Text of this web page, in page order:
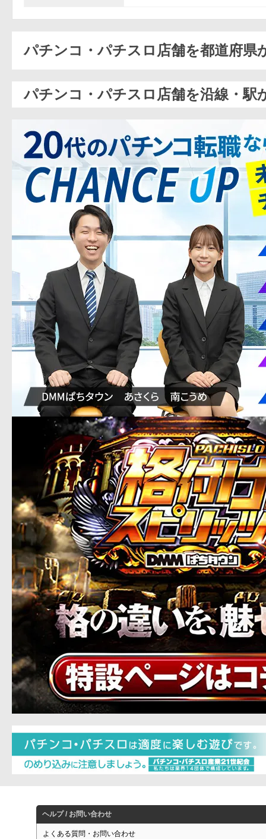
パチンコ・パチスロ店舗を都道府県
パチンコ・パチスロ店舗を沿線・駅
ヘルプ / お問い合わせ
よくある質問・お問い合わせ